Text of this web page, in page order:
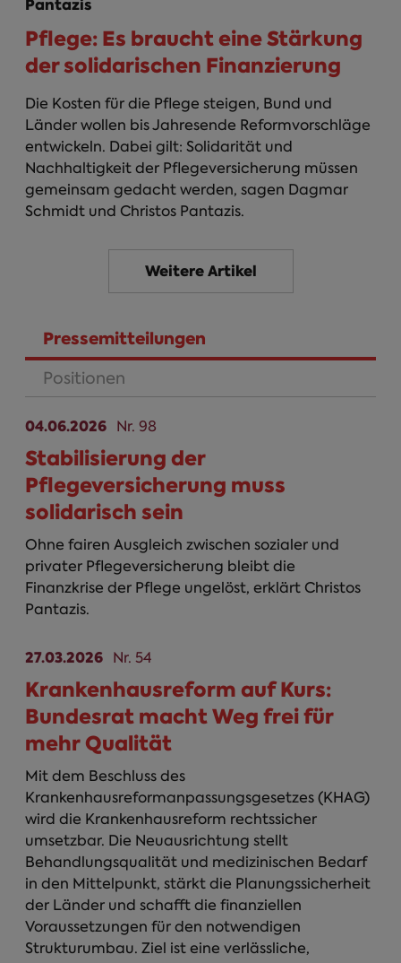
Pantazis
Pflege: Es braucht eine Stärkung
der solidarischen Finanzierung
Die Kosten für die Pflege steigen, Bund und
Länder wollen bis Jahresende Reformvorschläge
entwickeln. Dabei gilt: Solidarität und
Nachhaltigkeit der Pflegeversicherung müssen
gemeinsam gedacht werden, sagen Dagmar
Schmidt und Christos Pantazis.
Weitere Artikel
Pressemitteilungen
Positionen
04.06.2026 Nr. 98
Stabilisierung der
Pflegeversicherung muss
solidarisch sein
Ohne fairen Ausgleich zwischen sozialer und
privater Pflegeversicherung bleibt die
Finanzkrise der Pflege ungelöst, erklärt Christos
Pantazis.
27.03.2026 Nr. 54
Krankenhausreform auf Kurs:
Bundesrat macht Weg frei für
mehr Qualität
Mit dem Beschluss des
Krankenhausreformanpassungsgesetzes (KHAG)
wird die Krankenhausreform rechtssicher
umsetzbar. Die Neuausrichtung stellt
Behandlungsqualität und medizinischen Bedarf
in den Mittelpunkt, stärkt die Planungssicherheit
der Länder und schafft die finanziellen
Voraussetzungen für den notwendigen
Strukturumbau. Ziel ist eine verlässliche,